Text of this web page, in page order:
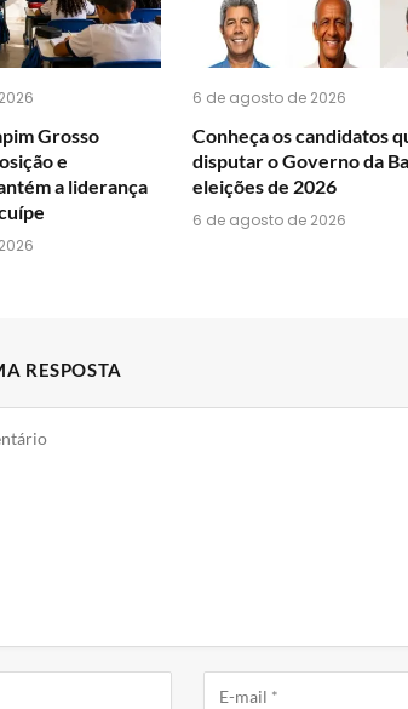
Grosso
e
a liderança
6 de agosto de 2026
Conheça os candidatos
disputar o Governo da
eleições de 2026
6 de agosto de 2026
RESPOSTA